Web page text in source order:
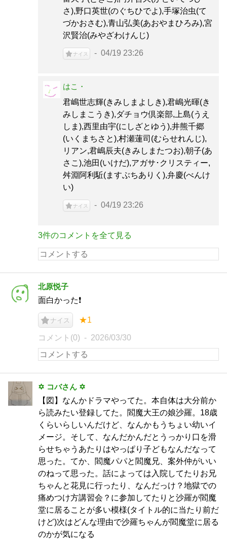
さ),野口英世(のぐちひでよ),手塚治虫(て
づかおさむ),青山弘美(あおやまひろみ),宮
沢賢治(みやざわけんじ)
ナイス 04/19 23:26
はこ・
君嶋世志輝(きみしまよしき),君嶋光暉(き
みしまこうき),ダチョウ倶楽部,上島(うえ
しま),西里由宇(にしざとゆう),井熊千郷
(いくまちさと),村瀬蓮司(むらせれんじ),
リアン,君嶋辰夫(きみしまたつお),朝子(あ
さこ),池田(いけだ),アガサ･クリスティー,
舛淵阿利駈(ますぶちありく),弁慶(べんけ
い)
ナイス 04/19 23:26
3件のコメントを全て見る
北原悦子
面白かった❗️
ナイス ★1
コメント(0) 2026/03/30
✡ コバさん ✡
【図】なんかドラマやってた。本自体は大分前か
ら読みたい登録してた。閻魔大王の娘沙羅。18歳
くらいらしいんだけど、なんかもうちょい幼いイ
メージ。そして、なんだかんだとうっかり口を滑
らせちゃうあたりはやっぱり子どもなんだなって
思った。てか、閻魔パパと閻魔兄、案外仲がいい
のねって思った。話によっては入院してたりお兄
ちゃんと花見に行ったり、なんだっけ？地獄での
痛めつけ方講習会？に参加してたりと沙羅が閻魔
堂に居ることが多い模様(タイトル的に当たり前だ
けど)次はどんな理由で沙羅ちゃんが閻魔堂に居る
のかが気になる